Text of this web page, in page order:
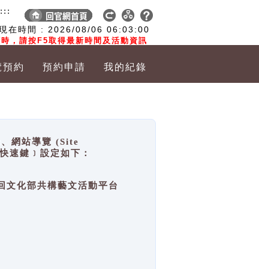
在時間 : 2026/08/06 06:03:01
，請按F5取得最新時間及活動資訊
:::
預約 預約申請 我的紀錄
網站導覽 (Site
鍵﹞設定如下：
化部共構藝文活動平台